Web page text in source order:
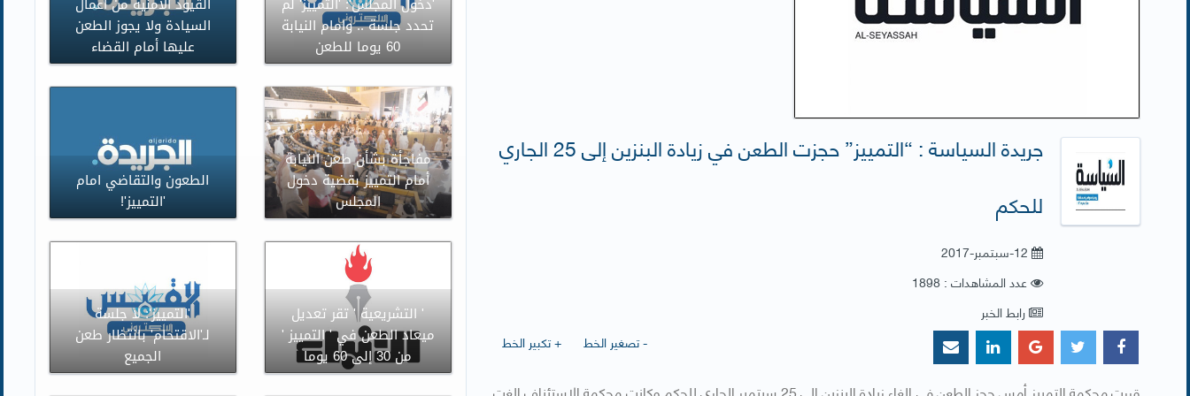
جريدة السياسة : “التمييز” حجزت الطعن في زيادة البنزين إلى 25 الجاري
للحكم
12-سبتمبر-2017
عدد المشاهدات : 1898
رابط الخبر
+ تكبير الخط
- تصغير الخط
السيادة ولا يجوز الطعن
عليها أمام القضاء
تحدد جلسة .. وامام النيابة
60 يوما للطعن
الطعون والتقاضي امام
'التمييز'!
مفاجأة بشأن طعن النيابة
أمام التمييز بقضية دخول
المجلس
'التمييز': لا جلسة
لـ'الاقتحام' بانتظار طعن
الجميع
' التشريعية ' تقر تعديل
ميعاد الطعن في ' التمييز '
من 30 إلى 60 يوما